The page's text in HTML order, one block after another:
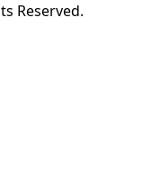
Reserved.